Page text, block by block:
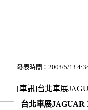
發表時間：2008/5/13
[車訊]台北車展
台北車展JAGUAR